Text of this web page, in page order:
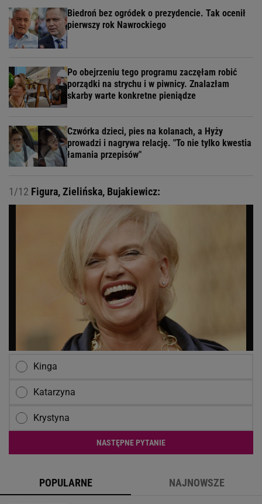
Biedroń bez ogródek o prezydencie. Tak ocenił
pierwszy rok Nawrockiego
Po obejrzeniu tego programu zaczęłam robić
porządki na strychu i w piwnicy. Znalazłam
skarby warte konkretne pieniądze
Czwórka dzieci, pies na kolanach, a Hyży
prowadzi i nagrywa relację. "To nie tylko kwestia
łamania przepisów"
1/12 Figura, Zielińska, Bujakiewicz:
Kinga
Katarzyna
Krystyna
NASTĘPNE PYTANIE
POPULARNE NAJNOWSZE